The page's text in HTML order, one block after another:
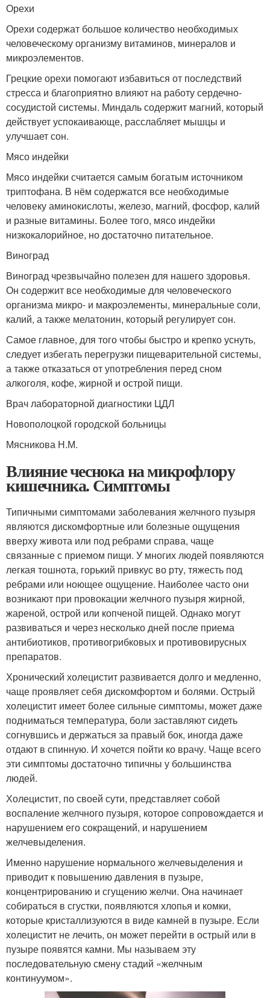
Орехи
Орехи содержат большое количество необходимых
человеческому организму витаминов, минералов и
микроэлементов.
Грецкие орехи помогают избавиться от последствий
стресса и благоприятно влияют на работу сердечно-
сосудистой системы. Миндаль содержит магний, который
действует успокаивающе, расслабляет мышцы и
улучшает сон.
Мясо индейки
Мясо индейки считается самым богатым источником
триптофана. В нём содержатся все необходимые
человеку аминокислоты, железо, магний, фосфор, калий
и разные витамины. Более того, мясо индейки
низкокалорийное, но достаточно питательное.
Виноград
Виноград чрезвычайно полезен для нашего здоровья.
Он содержит все необходимые для человеческого
организма микро- и макроэлементы, минеральные соли,
калий, а также мелатонин, который регулирует сон.
Самое главное, для того чтобы быстро и крепко уснуть,
следует избегать перегрузки пищеварительной системы,
а также отказаться от употребления перед сном
алкоголя, кофе, жирной и острой пищи.
Врач лабораторной диагностики ЦДЛ
Новополоцкой городской больницы
Мясникова Н.М.
Влияние чеснока на микрофлору
кишечника. Симптомы
Типичными симптомами заболевания желчного пузыря
являются дискомфортные или болезные ощущения
вверху живота или под ребрами справа, чаще
связанные с приемом пищи. У многих людей появляются
легкая тошнота, горький привкус во рту, тяжесть под
ребрами или ноющее ощущение. Наиболее часто они
возникают при провокации желчного пузыря жирной,
жареной, острой или копченой пищей. Однако могут
развиваться и через несколько дней после приема
антибиотиков, противогрибковых и противовирусных
препаратов.
Хронический холецистит развивается долго и медленно,
чаще проявляет себя дискомфортом и болями. Острый
холецистит имеет более сильные симптомы, может даже
подниматься температура, боли заставляют сидеть
согнувшись и держаться за правый бок, иногда даже
отдают в спинную. И хочется пойти ко врачу. Чаще всего
эти симптомы достаточно типичны у большинства
людей.
Холецистит, по своей сути, представляет собой
воспаление желчного пузыря, которое сопровождается и
нарушением его сокращений, и нарушением
желчевыделения.
Именно нарушение нормального желчевыделения и
приводит к повышению давления в пузыре,
концентрированию и сгущению желчи. Она начинает
собираться в сгустки, появляются хлопья и комки,
которые кристаллизуются в виде камней в пузыре. Если
холецистит не лечить, он может перейти в острый или в
пузыре появятся камни. Мы называем эту
последовательную смену стадий «желчным
континуумом».